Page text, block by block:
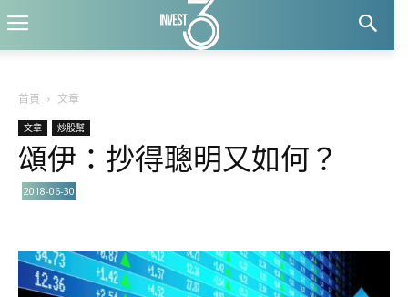
首頁 文章
文章 炒股幫
頌伊：抄得聰明又如何？
2018-06-30